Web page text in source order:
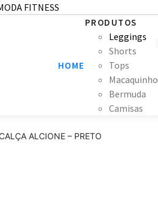
FITNESS
HOME
PRODUTOS
Leggings
Shorts
Tops
Macaquinho
Bermuda
Camisas
ALCIONE – PRETO